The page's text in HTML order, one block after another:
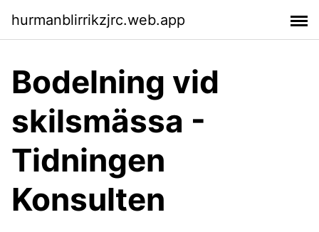
hurmanblirrikzjrc.web.app
Bodelning vid
skilsmässa -
Tidningen
Konsulten